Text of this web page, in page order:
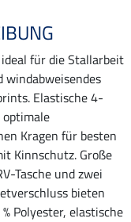
für die Stallarbeit
Elastische 4-
Kragen für besten
Kinnschutz. Große
Tasche und zwei
bieten
Polyester, elastische